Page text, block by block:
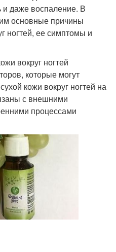
даже воспаление. В
основные причины
ногтей, ее симптомы и
вокруг ногтей
которые могут
кожи вокруг ногтей на
с внешними
процессами